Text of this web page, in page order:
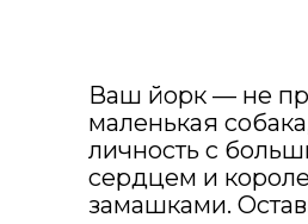
Ваш йорк — не
маленькая
личность с
сердцем и
замашками.